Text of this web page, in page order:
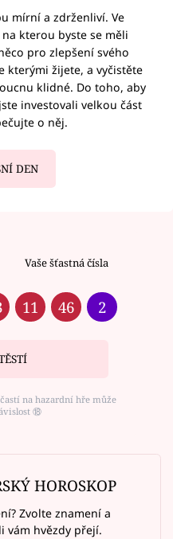
mírní a zdrženliví. Ve
kterou byste se měli
pro zlepšení svého
kterými žijete, a vyčistěte
klidné. Do toho, aby
investovali velkou část
o něj.
DEN
Vaše šťastná čísla
11 46 2
na hazardní hře může
⑱
HOROSKOP
Zvolte znamení a
vám hvězdy přejí.